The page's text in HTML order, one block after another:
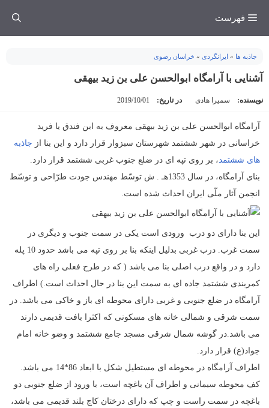
فهرست
جاذبه ها » ایرانگردی » خراسان رضوی
آشنایی با آرامگاه ابوالحسن علی بن زید بیهقی
نویسنده: سمیرا هادی در تاریخ: 2019/10/01
آرامگاه ابوالحسن علی بن زید بیهقی معروف به ابن فندق یا فرید
خراسانی در شهر ششتمد شهرستان سبزوار قرار دارد و این بنا از جاذبه
های ششتمد، بر روی تپه ای در ضلع جنوب غربی ششتمد قرار دارد.
بناى آرامگاه، در سال 1353هـ . ش توسّط مهندس جودت طرّاحى و توسّط
انجمن آثار ملّى ایران احداث شده است.
این بنا دارای دو درب ورودی است یکی در سمت جنوب و دیگری در
سمت غرب. درب غربی بدلیل اینکه بنا بر روی تپه می باشد حدود 10 پله
دارد و در واقع درب اصلی بنا می باشد ( که در طرح فعلی راه های
کمربندی ششتمد جاده ای به سمت این بنا در حال احداث است.) اطراف
آرامگاه در ضلع جنوبی و غربی دارای محوطه ای باز و خاکی می باشد. در
سمت شرقی و شمالی خانه های مسکونی که اکثرا بافت قدیمی دارند
می باشد.در گوشه شمال شرقی مسجد جامع ششتمد و وضو خانه امام
جواد(ع) قرار دارد.
اطراف آرامگاه در محوطه ای مستطیل شکل با ابعاد 86*14 می باشد.
کف محوطه سیمانی و اطراف آن باغچه است، با ورود از ضلع جنوبی دو
باغچه در سمت راست و چپ که دارای درختان کاج بلند قدیمی می باشد،